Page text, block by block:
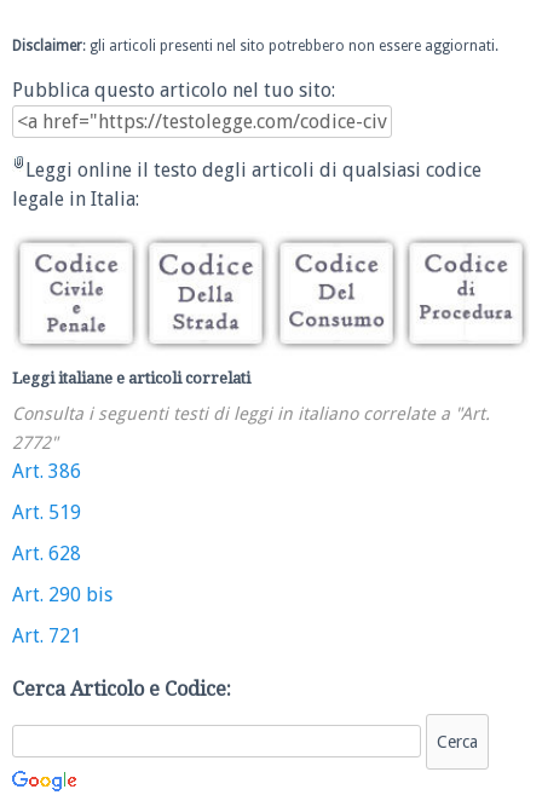
Disclaimer: gli articoli presenti nel sito potrebbero non essere aggiornati.
Pubblica questo articolo nel tuo sito:
Leggi online il testo degli articoli di qualsiasi codice
legale in Italia:
Leggi italiane e articoli correlati
Consulta i seguenti testi di leggi in italiano correlate a "Art.
2772"
Art. 386
Art. 519
Art. 628
Art. 290 bis
Art. 721
Cerca Articolo e Codice: